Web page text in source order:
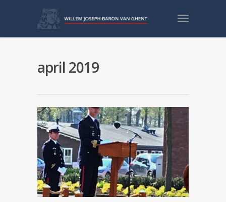
april 2019